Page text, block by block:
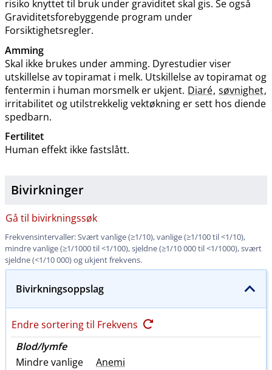
risiko knyttet til bruk under graviditet skal gis. Se også
Graviditetsforebyggende program under
Forsiktighetsregler.
Amming
Skal ikke brukes under amming. Dyrestudier viser
utskillelse av topiramat i melk. Utskillelse av topiramat og
fentermin i human morsmelk er ukjent. Diaré, søvnighet,
irritabilitet og utilstrekkelig vektøkning er sett hos diende
spedbarn.
Fertilitet
Human effekt ikke fastslått.
Bivirkninger
Gå til bivirkningssøk
Frekvensintervaller: Svært vanlige (≥1​/​10), vanlige (≥1/100 til <1​/​10),
mindre vanlige (≥1/1000 til <1​/​100), sjeldne (≥1/10 000 til <1​/​1000), svært
sjeldne (<1/10 000) og ukjent frekvens.
Bivirkningsoppslag
Endre sortering til Frekvens
Blod​/​lymfe
Mindre vanlige
Anemi